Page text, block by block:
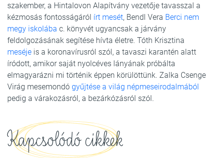
szakember, a Hintalovon Alapítvány vezetője tavasszal a
kézmosás fontosságáról írt mesét, Bendl Vera Berci nem
megy iskolába c. könyvét ugyancsak a járvány
feldolgozásának segítése hívta életre. Tóth Krisztina
meséje is a koronavírusról szól, a tavaszi karantén alatt
íródott, amikor saját nyolcéves lányának próbálta
elmagyarázni mi történik éppen körülöttünk. Zalka Csenge
Virág mesemondó gyűjtése a világ népmeseirodalmából
pedig a várakozásról, a bezárkózásról szól.
Kapcsolódó cikkek